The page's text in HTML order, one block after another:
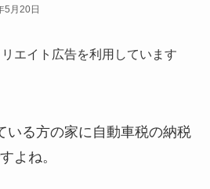
5月20日
エイト広告を利用しています
いる方の家に自動車税の納税
よね。